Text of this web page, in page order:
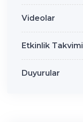
Videolar
Etkinlik Takvimi
Duyurular